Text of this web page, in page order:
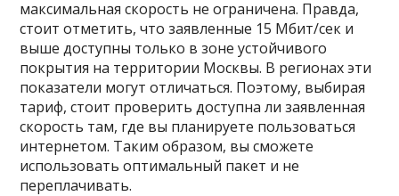
максимальная скорость не ограничена. Правда,
стоит отметить, что заявленные 15 Мбит/сек и
выше доступны только в зоне устойчивого
покрытия на территории Москвы. В регионах эти
показатели могут отличаться. Поэтому, выбирая
тариф, стоит проверить доступна ли заявленная
скорость там, где вы планируете пользоваться
интернетом. Таким образом, вы сможете
использовать оптимальный пакет и не
переплачивать.